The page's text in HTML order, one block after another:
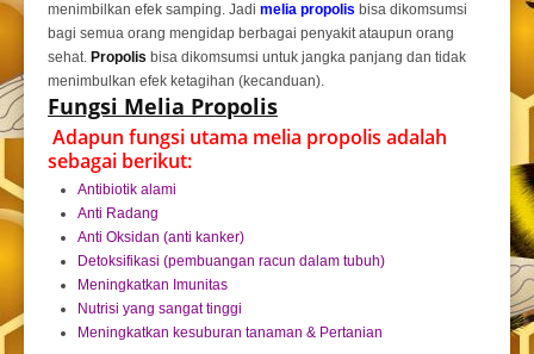
menimbilkan efek samping. Jadi melia propolis bisa dikomsumsi
bagi semua orang mengidap berbagai penyakit ataupun orang
sehat. Propolis bisa dikomsumsi untuk jangka panjang dan tidak
menimbulkan efek ketagihan (kecanduan).
Fungsi Melia Propolis
Adapun fungsi utama melia propolis adalah
sebagai berikut:
Antibiotik alami
Anti Radang
Anti Oksidan (anti kanker)
Detoksifikasi (pembuangan racun dalam tubuh)
Meningkatkan Imunitas
Nutrisi yang sangat tinggi
Meningkatkan kesuburan tanaman & Pertanian